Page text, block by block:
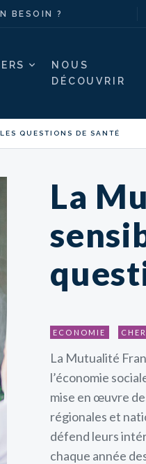
NOUS
DÉCOUVRIR
BESOIN ?
QUESTIONS DE SANTÉ
La
ECONOMIE CHER
La Mutualité
l’économie
mise en œuvre
régionales et
défend leurs
chaque année